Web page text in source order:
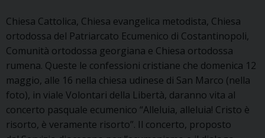
Chiesa Cattolica, Chiesa evangelica metodista, Chiesa
ortodossa del Patriarcato Ecumenico di Costantinopoli,
Comunità ortodossa georgiana e Chiesa ortodossa
rumena. Queste le confessioni cristiane che domenica 12
maggio, alle 16 nella chiesa udinese di San Marco (nella
foto), in viale Volontari della Libertà, daranno vita al
concerto pasquale ecumenico “Alleluia, alleluia! Cristo è
risorto, è veramente risorto”. Il concerto, proposto